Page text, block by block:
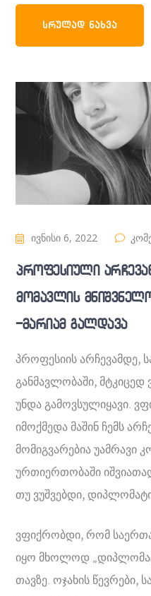
ᲡᲠᲣᲚᲐᲓ ᲜᲐᲮᲕᲐ
ივნისი 6, 2022
პროფესიული
მომავლის
-მარიამ გალდავა
პროფესიის არჩევამდე,
განმავლობაში,
უნდა გამოვსულიყავი.
იმოქმედა მაშინ ჩემს
მომიგვარებია უამრავი
ურთიერთობაში
თუ ვუშვებდი,
ვფიქრობდი, რომ
იყო მხოლოდ
თავზე. ოჯახის წევრები,